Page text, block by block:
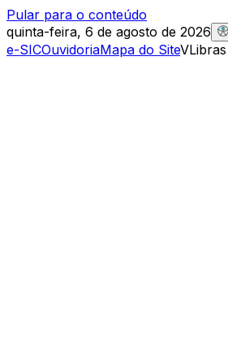
Pular para o conteúdo
quinta-feira, 6 de agosto de 2026
e-SICOuvidoriaMapa do SiteVLibras